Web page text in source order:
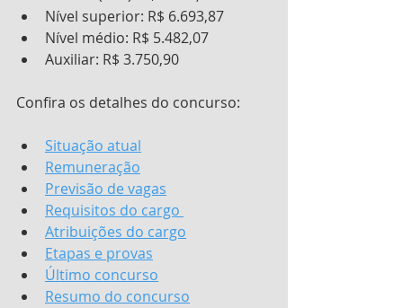
Nível superior: R$ 6.693,87
Nível médio: R$ 5.482,07
Auxiliar: R$ 3.750,90
Confira os detalhes do concurso:
Situação atual
Remuneração
Previsão de vagas
Requisitos do cargo
Atribuições do cargo
Etapas e provas
Último concurso
Resumo do concurso